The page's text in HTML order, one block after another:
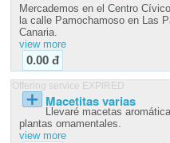
Mercademos en el Centro
la calle Pamochamoso en Las
Canaria.
view more
0.00 đ
Offering service EXPIRED
Macetitas varias
Llevaré macetas
plantas ornamentales.
view more